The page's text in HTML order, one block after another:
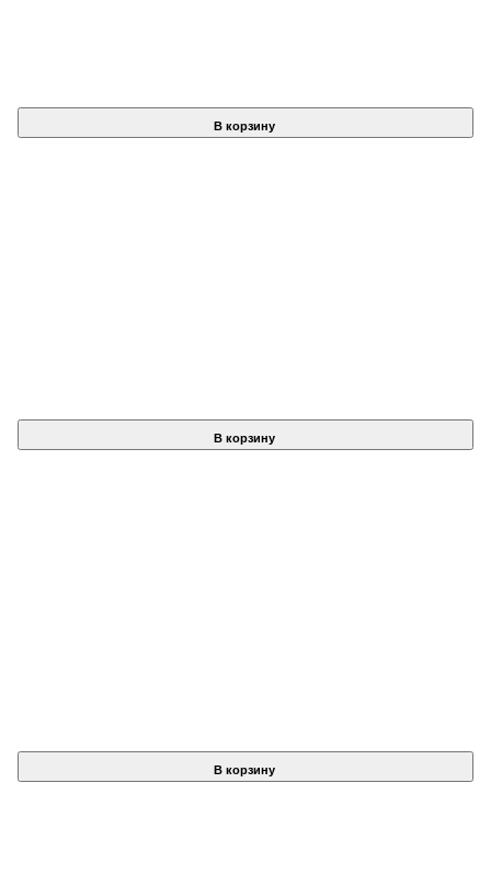
В корзину
В корзину
В корзину